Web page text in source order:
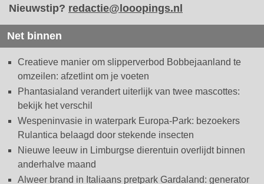
Nieuwstip? redactie@looopings.nl
Net binnen
Creatieve manier om slipperverbod Bobbejaanland te
omzeilen: afzetlint om je voeten
Phantasialand verandert uiterlijk van twee mascottes:
bekijk het verschil
Wespeninvasie in waterpark Europa-Park: bezoekers
Rulantica belaagd door stekende insecten
Nieuwe leeuw in Limburgse dierentuin overlijdt binnen
anderhalve maand
Alweer brand in Italiaans pretpark Gardaland: generator